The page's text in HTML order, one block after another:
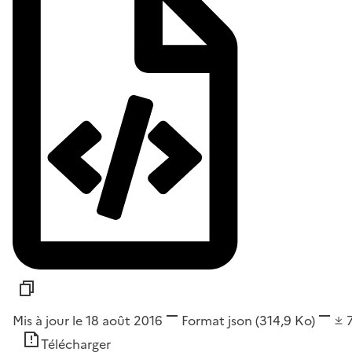
Mis à jour le 18 août 2016 Format json (314,9 Ko)
Télécharger